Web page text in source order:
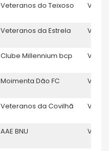
Veteranos do Teixoso V5
Veteranos da Estrela V5
Clube Millennium bcp V5
Moimenta Dão FC V5
Veteranos da Covilhã V5
AAE BNU V5